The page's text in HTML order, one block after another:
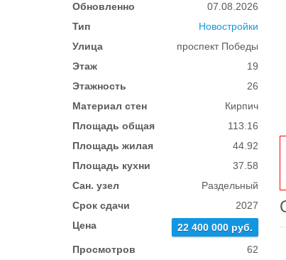
Обновленно
07.08.2026
Тип
Новостройки
Улица
проспект Победы
Этаж
19
Этажность
26
Материал стен
Кирпич
Площадь общая
113.16
Площадь жилая
44.92
Площадь кухни
37.58
Сан. узел
Раздельный
Срок сдачи
2027
Цена
22 400 000 руб.
Просмотров
62